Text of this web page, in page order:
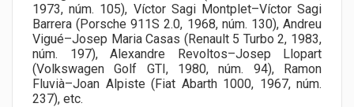
1973, núm. 105), Víctor Sagi Montplet–Víctor Sagi
Barrera (Porsche 911S 2.0, 1968, núm. 130), Andreu
Vigué–Josep Maria Casas (Renault 5 Turbo 2, 1983,
núm. 197), Alexandre Revoltos–Josep Llopart
(Volkswagen Golf GTI, 1980, núm. 94), Ramon
Fluvià–Joan Alpiste (Fiat Abarth 1000, 1967, núm.
237), etc.